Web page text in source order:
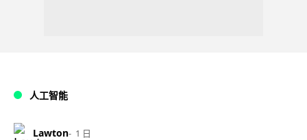
人工智能
Lawton 1 日